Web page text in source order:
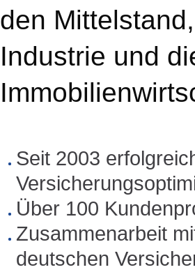
den
Industrie und
Seit 2003
Über 100
Zusammenarbeit
deutschen